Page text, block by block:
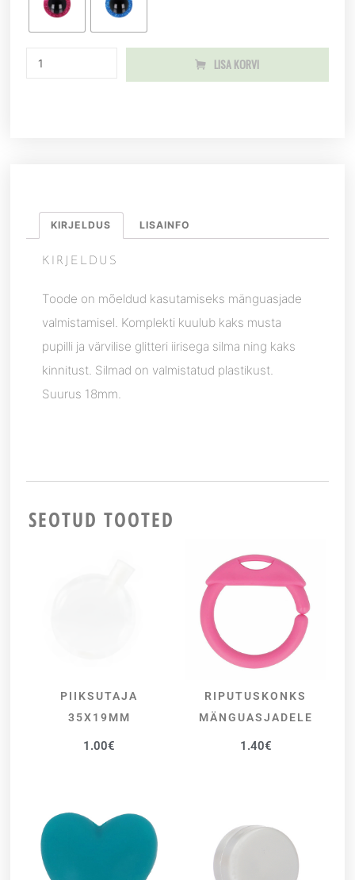
LISA KORVI
KIRJELDUS LISAINFO
KIRJELDUS
Toode on mõeldud kasutamiseks mänguasjade
valmistamisel. Komplekti kuulub kaks musta
pupilli ja värvilise glitteri iirisega silma ning kaks
kinnitust. Silmad on valmistatud plastikust.
Suurus 18mm.
SEOTUD TOOTED
LISA KORVI
PIIKSUTAJA
35X19MM
1.00€
VALI
RIPUTUSKONKS
MÄNGUASJADELE
1.40€